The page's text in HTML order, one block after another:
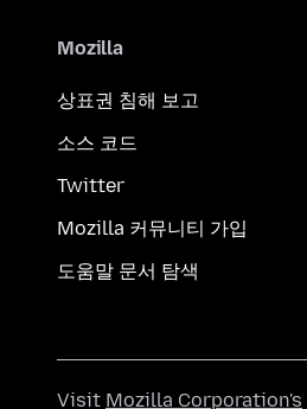
Mozilla
상표권 침해 보고
소스 코드
Twitter
Mozilla 커뮤니티 가입
도움말 문서 탐색
Visit Mozilla Corporation's